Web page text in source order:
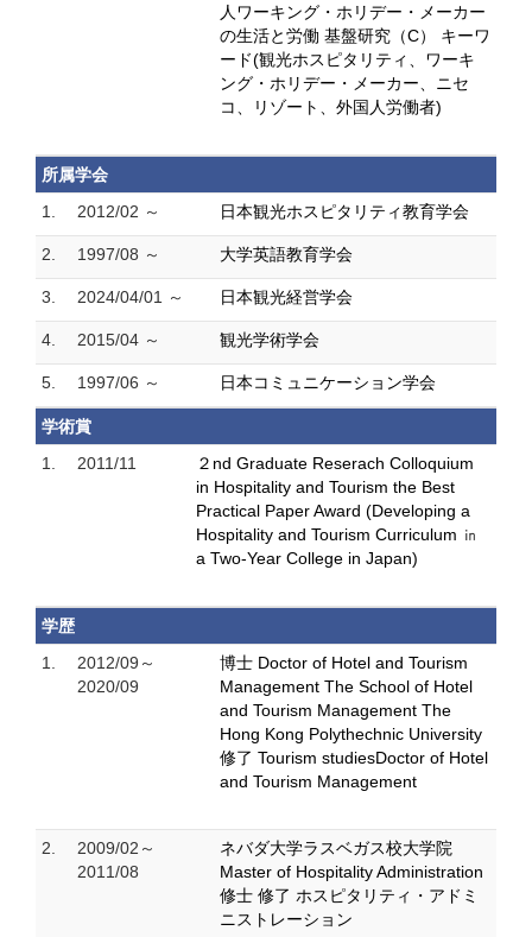
人ワーキング・ホリデー・メーカー
の生活と労働 基盤研究（C） キーワ
ード(観光ホスピタリティ、ワーキ
ング・ホリデー・メーカー、ニセ
コ、リゾート、外国人労働者)
所属学会
1.
2012/02 ～ 日本観光ホスピタリティ教育学会
2. 1997/08 ～ 大学英語教育学会
3. 2024/04/01 ～ 日本観光経営学会
4. 2015/04 ～ 観光学術学会
5. 1997/06 ～ 日本コミュニケーション学会
学術賞
1.
2011/11
２nd Graduate Reserach Colloquium
in Hospitality and Tourism the Best
Practical Paper Award (Developing a
Hospitality and Tourism Curriculum ㏌
a Two-Year College in Japan)
学歴
1.
2012/09～
2020/09
博士 Doctor of Hotel and Tourism
Management The School of Hotel
and Tourism Management The
Hong Kong Polythechnic University
修了 Tourism studiesDoctor of Hotel
and Tourism Management
2.
2009/02～
2011/08
ネバダ大学ラスベガス校大学院
Master of Hospitality Administration
修士 修了 ホスピタリティ・アドミ
ニストレーション